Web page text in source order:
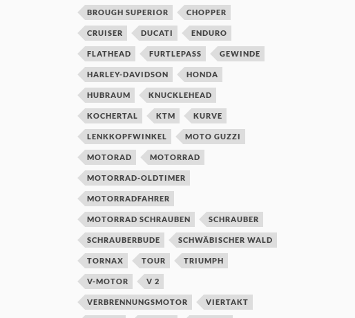
BROUGH SUPERIOR CHOPPER
CRUISER DUCATI ENDURO
FLATHEAD FURTLEPASS GEWINDE
HARLEY-DAVIDSON HONDA
HUBRAUM KNUCKLEHEAD
KOCHERTAL KTM KURVE
LENKKOPFWINKEL MOTO GUZZI
MOTORAD MOTORRAD
MOTORRAD-OLDTIMER
MOTORRADFAHRER
MOTORRAD SCHRAUBEN SCHRAUBER
SCHRAUBERBUDE SCHWÄBISCHER WALD
TORNAX TOUR TRIUMPH
V-MOTOR V 2
VERBRENNUNGSMOTOR VIERTAKT